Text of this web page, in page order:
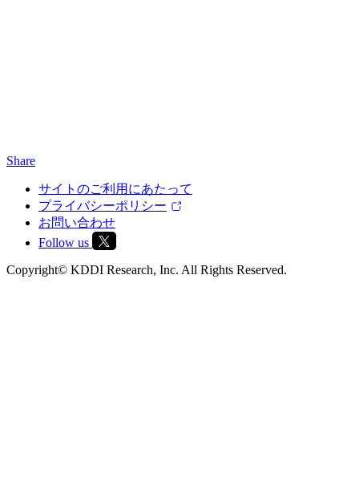
Share
サイトのご利用にあたって
プライバシーポリシー
お問い合わせ
Follow us
Copyright© KDDI Research, Inc. All Rights Reserved.